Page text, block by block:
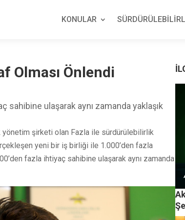
KONULAR
Olması Önlendi
sahibine ulaşarak aynı zamanda yaklaşık
yönetim şirketi olan Fazla ile sürdürülebilirlik
yeni bir iş birliği ile 1.000’den fazla
fazla ihtiyaç sahibine ulaşarak aynı zamanda